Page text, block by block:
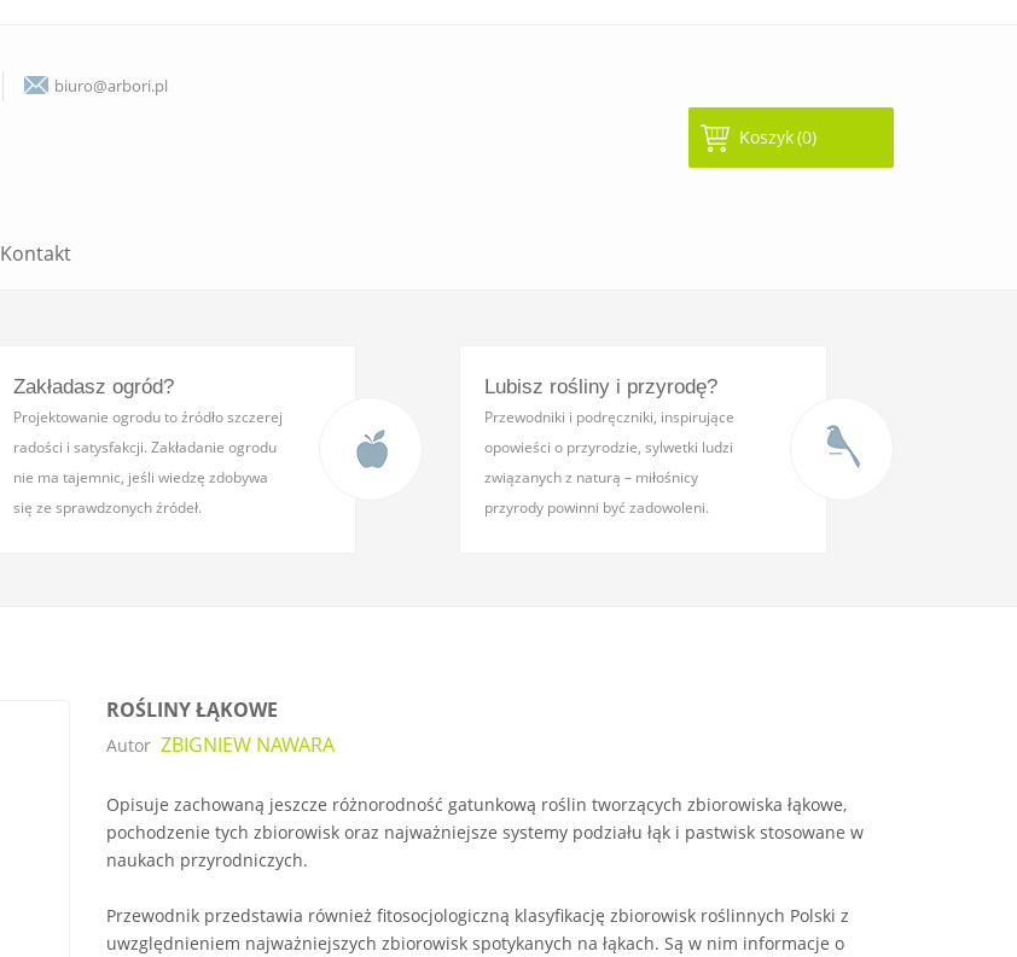
biuro@arbori.pl
Koszyk(0)
Kontakt
Zakładasz ogród?
Projektowanie ogrodu to źródło szczerej
radości i satysfakcji. Zakładanie ogrodu
nie ma tajemnic, jeśli wiedzę zdobywa
się ze sprawdzonych źródeł.
Lubisz rośliny i przyrodę?
Przewodniki i podręczniki, inspirujące
opowieści o przyrodzie, sylwetki ludzi
związanych z naturą – miłośnicy
przyrody powinni być zadowoleni.
ROŚLINY ŁĄKOWE
Autor ZBIGNIEW NAWARA
Opisuje zachowaną jeszcze różnorodność gatunkową roślin tworzących zbiorowiska łąkowe,
pochodzenie tych zbiorowisk oraz najważniejsze systemy podziału łąk i pastwisk stosowane w
naukach przyrodniczych.
Przewodnik przedstawia również fitosocjologiczną klasyfikację zbiorowisk roślinnych Polski z
uwzględnieniem najważniejszych zbiorowisk spotykanych na łąkach. Są w nim informacje o